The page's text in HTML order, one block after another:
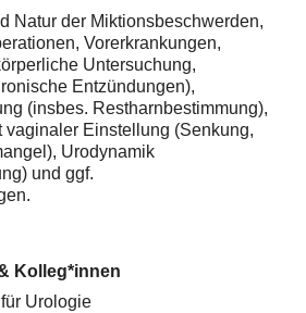
Natur der Miktionsbeschwerden,
Vorerkrankungen,
Untersuchung,
Entzündungen),
(insbes. Restharnbestimmung),
vaginaler Einstellung (Senkung,
Urodynamik
und ggf.
Kolleg*innen
Urologie